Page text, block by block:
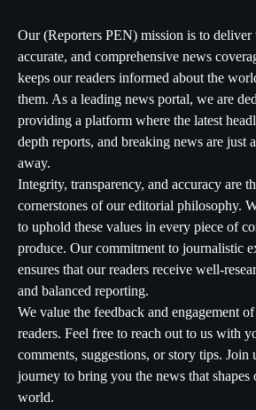
Our (Reporters PEN) mission is to deliver
accurate, and comprehensive news
keeps our readers informed about the
them. As a leading news portal, we are
providing a platform where the latest
depth reports, and breaking news are just
away.
Integrity, transparency, and accuracy are
cornerstones of our editorial philosophy.
to uphold these values in every piece of
produce. Our commitment to journalistic
ensures that our readers receive well-
and balanced reporting.
We value the feedback and engagement
readers. Feel free to reach out to us with
comments, suggestions, or story tips. Join
journey to bring you the news that shapes
world.